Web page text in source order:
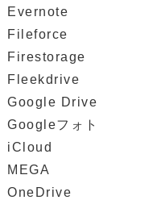
Evernote
Fileforce
Firestorage
Fleekdrive
Google Drive
Googleフォト
iCloud
MEGA
OneDrive